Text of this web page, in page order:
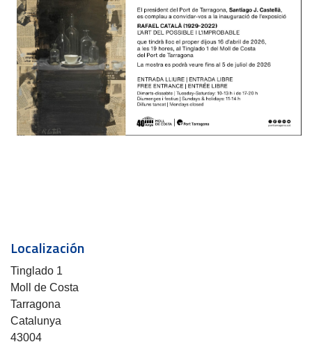
Localización
Tinglado 1
Moll de Costa
Tarragona
Catalunya
43004